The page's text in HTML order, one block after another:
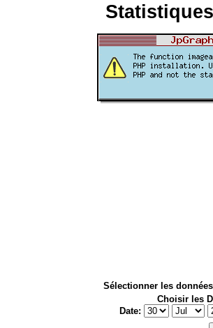
Sélectionner les
Choisir les
Date: